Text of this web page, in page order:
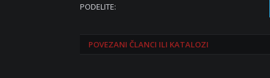
PODELITE:
POVEZANI ČLANCI ILI KATALOZI